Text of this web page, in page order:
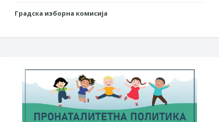
Градска изборна комисија